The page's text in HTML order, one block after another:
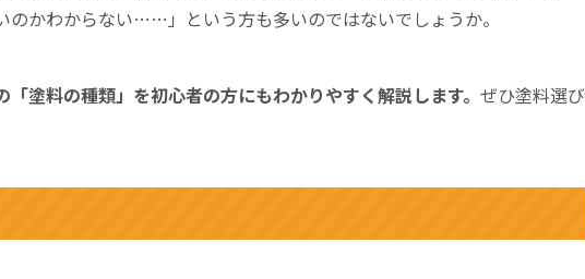
かわからない……」という方も多いのではないでしょうか。
塗料の種類」を初心者の方にもわかりやすく解説します。 ぜひ塗料選び